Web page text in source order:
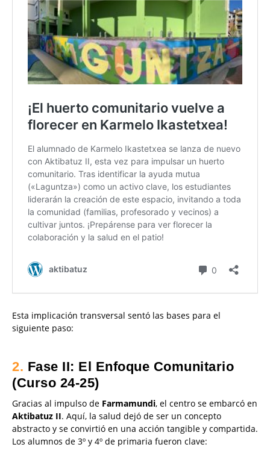
Esta implicación transversal sentó las bases para el
siguiente paso:
2. Fase II: El Enfoque Comunitario
(Curso 24-25)
Gracias al impulso de Farmamundi, el centro se embarcó en
Aktibatuz II. Aquí, la salud dejó de ser un concepto
abstracto y se convirtió en una acción tangible y compartida.
Los alumnos de 3º y 4º de primaria fueron clave: